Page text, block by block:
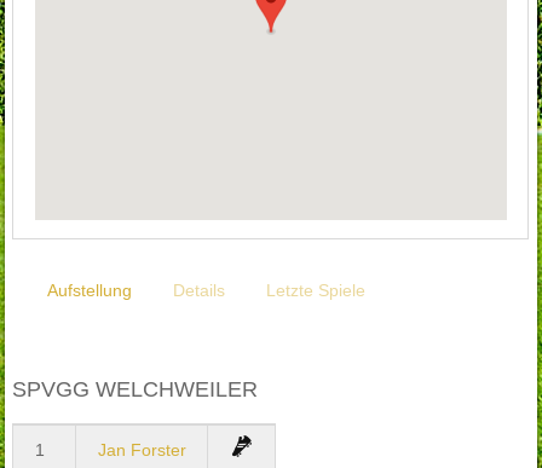
Aufstellung Details Letzte Spiele
SPVGG WELCHWEILER
1
Jan Forster